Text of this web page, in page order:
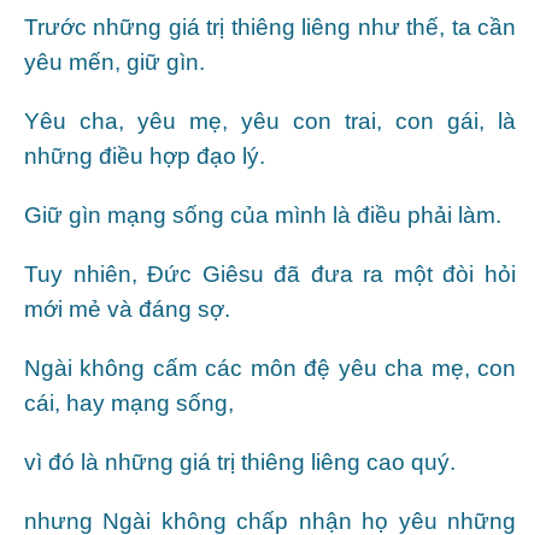
Trước những giá trị thiêng liêng như thế, ta cần
yêu mến, giữ gìn.
Yêu cha, yêu mẹ, yêu con trai, con gái, là
những điều hợp đạo lý.
Giữ gìn mạng sống của mình là điều phải làm.
Tuy nhiên, Đức Giêsu đã đưa ra một đòi hỏi
mới mẻ và đáng sợ.
Ngài không cấm các môn đệ yêu cha mẹ, con
cái, hay mạng sống,
vì đó là những giá trị thiêng liêng cao quý.
nhưng Ngài không chấp nhận họ yêu những